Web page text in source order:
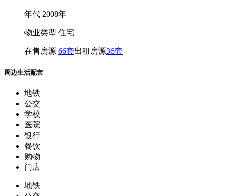
年代 2008年
物业类型 住宅
在售房源 66套出租房源36套
周边生活配套
地铁
公交
学校
医院
银行
餐饮
购物
门店
地铁